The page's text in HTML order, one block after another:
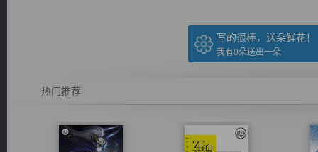
写的很棒，送朵鲜花！
我有0朵送出一朵
热门推荐